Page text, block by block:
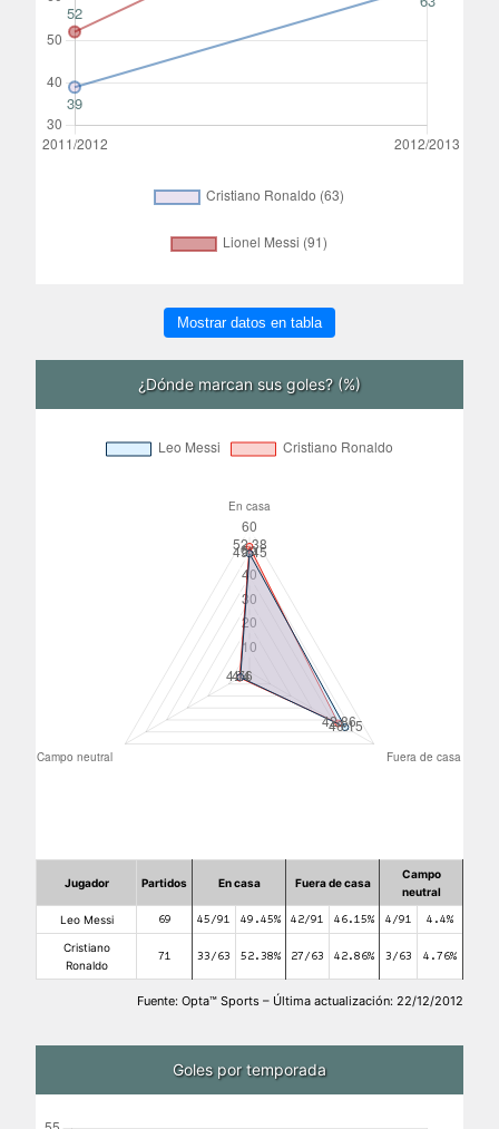
Mostrar datos en tabla
¿Dónde marcan sus goles? (%)
Jugador Partidos En casa Fuera de casa
Campo
neutral
Leo Messi 69 45/91 49.45% 42/91 46.15% 4/91 4.4%
Cristiano
Ronaldo
71 33/63 52.38% 27/63 42.86% 3/63 4.76%
Fuente: Opta™ Sports – Última actualización: 22/12/2012
Goles por temporada